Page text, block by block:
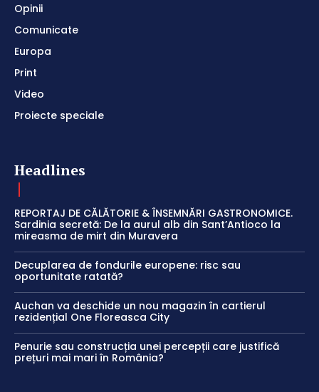
Opinii
Comunicate
Europa
Print
Video
Proiecte speciale
Headlines
REPORTAJ DE CĂLĂTORIE & ÎNSEMNĂRI GASTRONOMICE.
Sardinia secretă: De la aurul alb din Sant’Antioco la
mireasma de mirt din Muravera
Decuplarea de fondurile europene: risc sau
oportunitate ratată?
Auchan va deschide un nou magazin în cartierul
rezidențial One Floreasca City
Penurie sau construcția unei percepții care justifică
prețuri mai mari în România?